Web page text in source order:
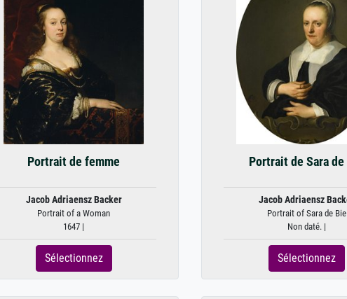
Portrait de femme
Jacob Adriaensz Backer
Portrait of a Woman
1647 |
Sélectionnez
Portrait de Sara
Jacob Adriaensz
Portrait of Sara de Bie
Non daté. |
Sélectionnez